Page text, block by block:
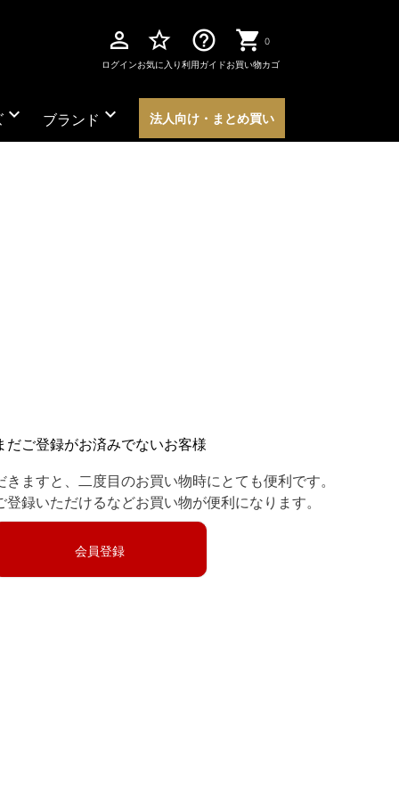
perm_identity
ログイン
star_border
お気に入り
help_outline
利用ガイド
0
お買い物カゴ
expand_more ブランド expand_more 法人向け・まとめ買い
だご登録がお済みでないお客様
ますと、二度目のお買い物時にとても便利です。
録いただけるなどお買い物が便利になります。
会員登録